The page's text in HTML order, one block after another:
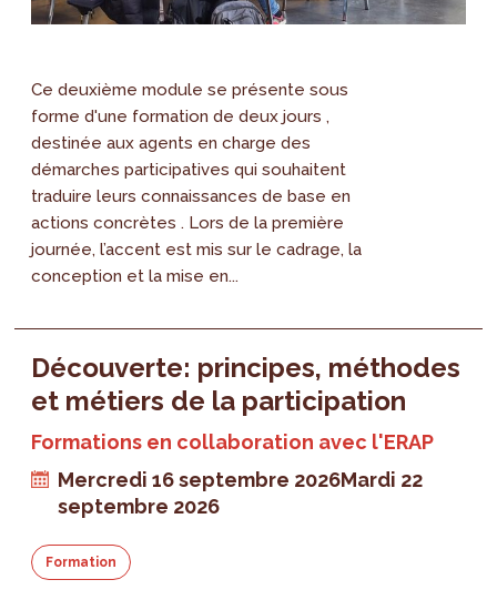
Ce deuxième module se présente sous
forme d'une formation de deux jours ,
destinée aux agents en charge des
démarches participatives qui souhaitent
traduire leurs connaissances de base en
actions concrètes . Lors de la première
journée, l’accent est mis sur le cadrage, la
conception et la mise en...
Découverte: principes, méthodes
et métiers de la participation
Formations en collaboration avec l'ERAP
Mercredi 16 septembre 2026Mardi 22
septembre 2026
Formation